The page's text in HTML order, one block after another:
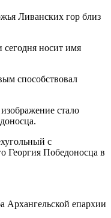
Ливанских гор близ
сегодня носит имя
способствовал
стало
с
Георгия Победоносца в
Архангельской епархии